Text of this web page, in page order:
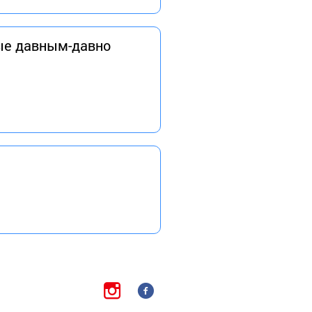
давным-давно